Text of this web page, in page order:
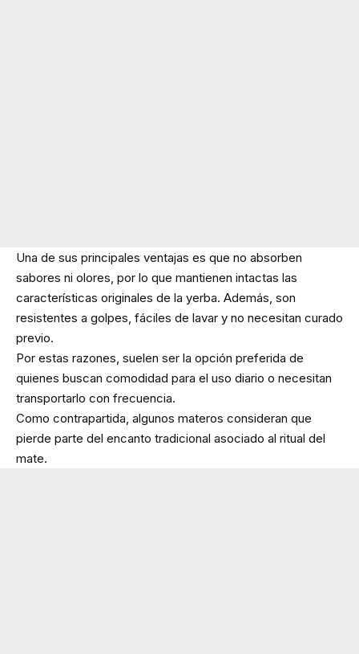
Una de sus principales ventajas es que no absorben
sabores ni olores, por lo que mantienen intactas las
características originales de la yerba. Además, son
resistentes a golpes, fáciles de lavar y no necesitan curado
previo.
Por estas razones, suelen ser la opción preferida de
quienes buscan comodidad para el uso diario o necesitan
transportarlo con frecuencia.
Como contrapartida, algunos materos consideran que
pierde parte del encanto tradicional asociado al ritual del
mate.